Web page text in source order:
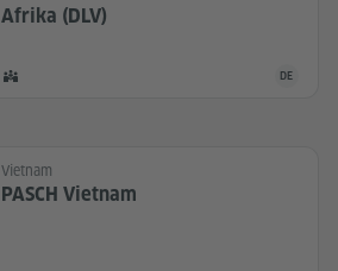
Afrika (DLV)
Die
DEUTSCH
DE
Vietnam
PASCH Vietnam